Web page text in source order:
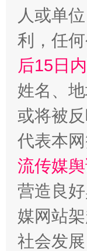
完善运行
人或单
利，任
后15日
姓名、
或将被
代表本
流传媒
营造良
媒网站
社会发